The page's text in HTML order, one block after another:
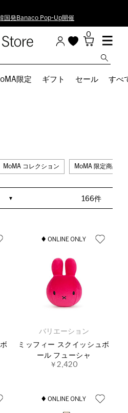
国発Banaco Pop-Up開催
0
限定 ギフト セール すべ
MoMA コレクション MoMA 限定商品
166件
バリエーション
ミッフィー スクイッシュボ
ール フューシャ
￥2,420